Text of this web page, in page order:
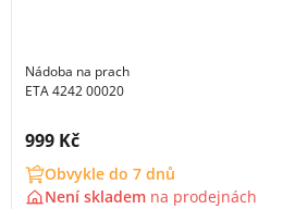
Nádoba na prach
ETA 4242 00020
Cena s DPH:
999 Kč
Obvykle do 7 dnů
Není skladem na prodejnách